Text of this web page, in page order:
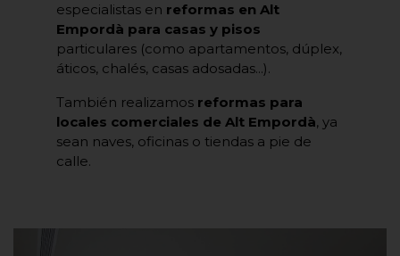
especialistas en reformas en Alt
Empordà para casas y pisos
particulares (como apartamentos, dúplex,
áticos, chalés, casas adosadas...).
También realizamos reformas para
locales comerciales de Alt Empordà, ya
sean naves, oficinas o tiendas a pie de
calle.